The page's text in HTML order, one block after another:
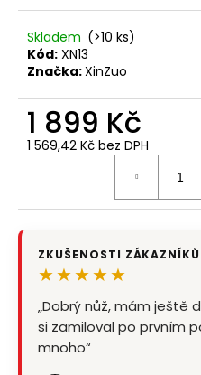
Skladem (>10 ks)
Kód: XN13
Značka:XinZuo
1 899 Kč
1 569,42 Kč bez DPH
ZKUŠENOSTI ZÁKAZNÍKŮ
★★★★★
„Dobrý nůž, mám ještě
si zamiloval po prvním
mnoho“